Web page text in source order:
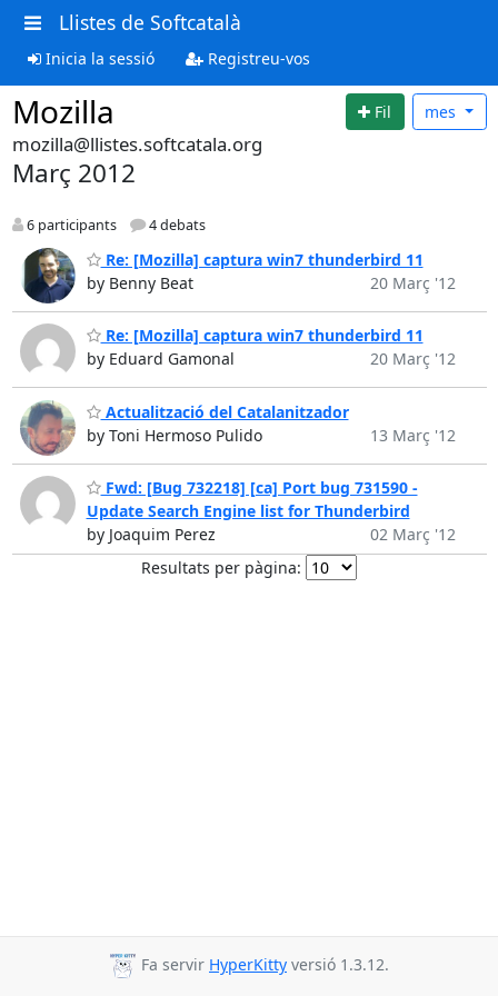
Llistes de Softcatalà
Inicia la sessió Registreu-vos
Mozilla Fil mes
mozilla@llistes.softcatala.org
Març 2012
6 participants 4 debats
Re: [Mozilla] captura win7 thunderbird 11
by Benny Beat
20 Març '12
Re: [Mozilla] captura win7 thunderbird 11
by Eduard Gamonal
20 Març '12
Actualització del Catalanitzador
by Toni Hermoso Pulido
13 Març '12
Fwd: [Bug 732218] [ca] Port bug 731590 -
Update Search Engine list for Thunderbird
by Joaquim Perez
02 Març '12
Resultats per pàgina:
Fa servir HyperKitty versió 1.3.12.